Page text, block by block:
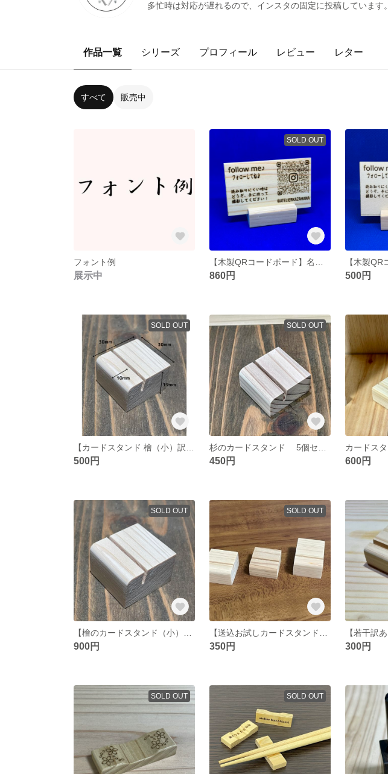
多忙時は対応が遅れるので、インスタの固定に投稿しています。
作品一覧 シリーズ プロフィール レビュー レター
すべて 販売中
フォント例
展示中
SOLD OUT
860円 500円
SOLD OUT
500円
SOLD OUT
450円 600円
SOLD OUT
900円
SOLD OUT
350円 300円
SOLD OUT SOLD OUT